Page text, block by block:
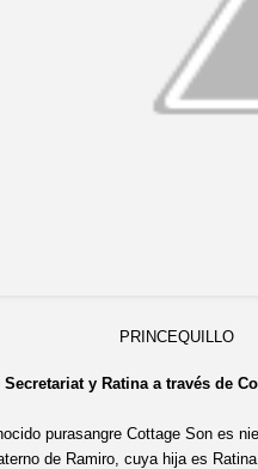
y Ratina a través de
purasangre Cottage Son es
de Ramiro, cuya hija es Ratina